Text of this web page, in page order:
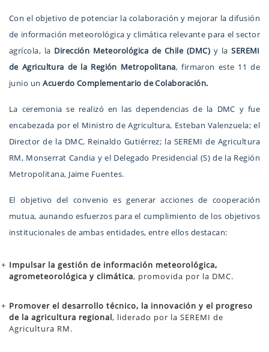
Con el objetivo de potenciar la colaboración y mejorar la difusión
de información meteorológica y climática relevante para el sector
agrícola, la Dirección Meteorológica de Chile (DMC) y laSEREMI
de Agricultura de la Región Metropolitana, firmaron este 11 de
junio unAcuerdo Complementario de Colaboración.
La ceremonia se realizó en las dependencias de la DMC y fue
encabezada por el Ministro de Agricultura, Esteban Valenzuela; el
Director de la DMC, Reinaldo Gutiérrez; la SEREMI de Agricultura
RM, Monserrat Candia y el Delegado Presidencial (S) de la Región
Metropolitana, Jaime Fuentes.
El objetivo del convenio es generar acciones de cooperación
mutua, aunando esfuerzos para el cumplimiento de los objetivos
institucionales de ambas entidades, entre ellos destacan:
Impulsar la gestión de información meteorológica,
agrometeorológica y climática, promovida por la DMC.
Promover el desarrollo técnico, la innovación y el progreso
de la agricultura regional, liderado por la SEREMI de
Agricultura RM.